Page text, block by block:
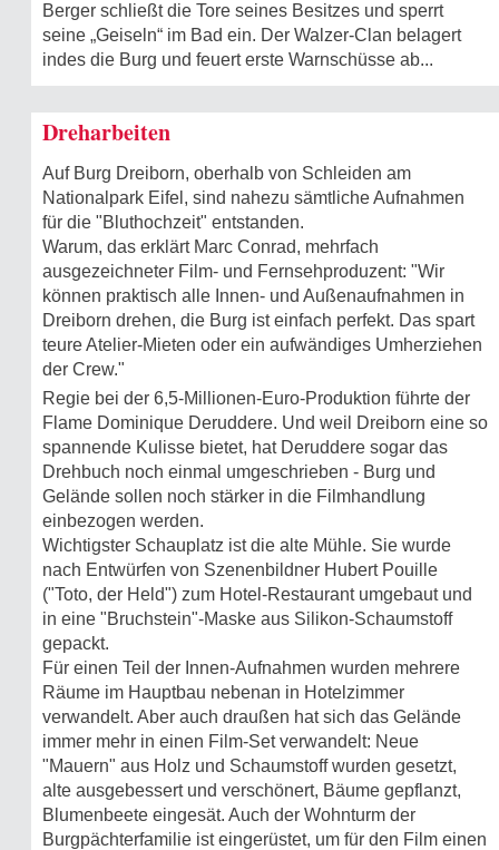
Berger schließt die Tore seines Besitzes und sperrt
seine „Geiseln“ im Bad ein. Der Walzer-Clan belagert
indes die Burg und feuert erste Warnschüsse ab...
Dreharbeiten
Auf Burg Dreiborn, oberhalb von Schleiden am
Nationalpark Eifel, sind nahezu sämtliche Aufnahmen
für die "Bluthochzeit" entstanden.
Warum, das erklärt Marc Conrad, mehrfach
ausgezeichneter Film- und Fernsehproduzent: "Wir
können praktisch alle Innen- und Außenaufnahmen in
Dreiborn drehen, die Burg ist einfach perfekt. Das spart
teure Atelier-Mieten oder ein aufwändiges Umherziehen
der Crew."
Regie bei der 6,5-Millionen-Euro-Produktion führte der
Flame Dominique Deruddere. Und weil Dreiborn eine so
spannende Kulisse bietet, hat Deruddere sogar das
Drehbuch noch einmal umgeschrieben - Burg und
Gelände sollen noch stärker in die Filmhandlung
einbezogen werden.
Wichtigster Schauplatz ist die alte Mühle. Sie wurde
nach Entwürfen von Szenenbildner Hubert Pouille
("Toto, der Held") zum Hotel-Restaurant umgebaut und
in eine "Bruchstein"-Maske aus Silikon-Schaumstoff
gepackt.
Für einen Teil der Innen-Aufnahmen wurden mehrere
Räume im Hauptbau nebenan in Hotelzimmer
verwandelt. Aber auch draußen hat sich das Gelände
immer mehr in einen Film-Set verwandelt: Neue
"Mauern" aus Holz und Schaumstoff wurden gesetzt,
alte ausgebessert und verschönert, Bäume gepflanzt,
Blumenbeete eingesät. Auch der Wohnturm der
Burgpächterfamilie ist eingerüstet, um für den Film einen